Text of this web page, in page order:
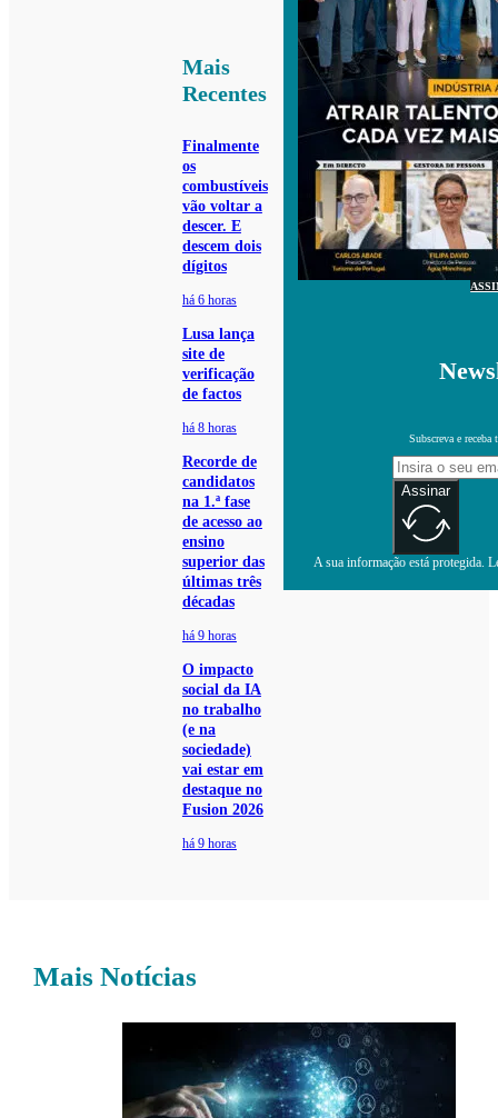
Mais
Recentes
Finalmente
os
combustíveis
vão voltar a
descer. E
descem dois
dígitos
há 6 horas
Lusa lança
site de
verificação
de factos
há 8 horas
Recorde de
candidatos
na 1.ª fase
de acesso ao
ensino
superior das
últimas três
décadas
há 9 horas
O impacto
social da IA
no trabalho
(e na
sociedade)
vai estar em
destaque no
Fusion 2026
há 9 horas
Subscreva e receba
Assinar
A sua informação está protegida.
Mais Notícias